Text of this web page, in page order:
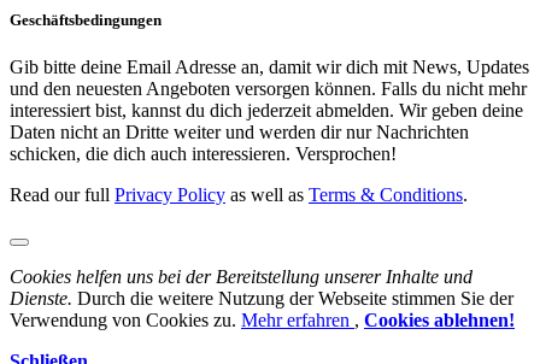
Geschäftsbedingungen
Gib bitte deine Email Adresse an, damit wir dich mit News, Updates
und den neuesten Angeboten versorgen können. Falls du nicht mehr
interessiert bist, kannst du dich jederzeit abmelden. Wir geben deine
Daten nicht an Dritte weiter und werden dir nur Nachrichten
schicken, die dich auch interessieren. Versprochen!
Read our full Privacy Policy as well as Terms & Conditions.
Cookies helfen uns bei der Bereitstellung unserer Inhalte und
Dienste. Durch die weitere Nutzung der Webseite stimmen Sie der
Verwendung von Cookies zu. Mehr erfahren , Cookies ablehnen!